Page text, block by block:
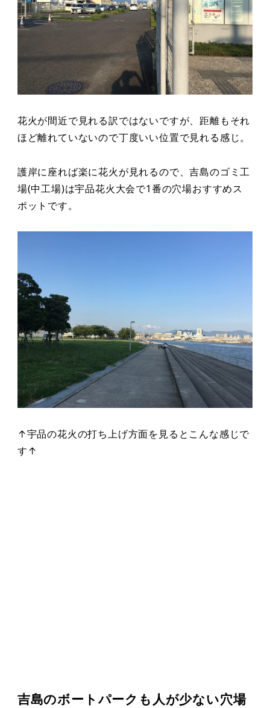
花火が間近で見れる訳ではないですが、距離もそれ
ほど離れていないので丁度いい位置で見れる感じ。
護岸に座れば楽に花火が見れるので、吉島のゴミ工
場(中工場)は宇品花火大会で1番の穴場おすすめス
ポットです。
↑宇品の花火の打ち上げ方面を見るとこんな感じで
す↑
吉島のボートパークも人が少ない穴場